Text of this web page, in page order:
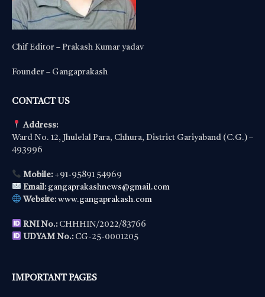
Chif Editor – Prakash Kumar yadav
Founder – Gangaprakash
CONTACT US
Address:
Ward No. 12, Jhulelal Para, Chhura, District Gariyaband (C.G.) –
493996
Mobile:+91-95891 54969
Email: gangaprakashnews@gmail.com
Website: www.gangaprakash.com
RNI No.:CHHHIN/2022/83766
UDYAM No.:CG-25-0001205
IMPORTANT PAGES